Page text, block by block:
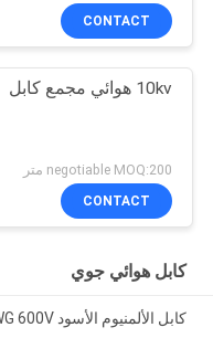
CONTACT
10kv هوائي مجمع كابل
negotiable MOQ:200 متر
CONTACT
كابل هوائي جوي
كابل الألمنيوم الأسود AWG 600V المجمع الجوي